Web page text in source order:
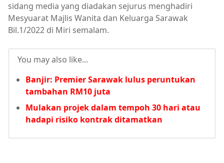
sidang media yang diadakan sejurus menghadiri
Mesyuarat Majlis Wanita dan Keluarga Sarawak
Bil.1/2022 di Miri semalam.
You may also like...
Banjir: Premier Sarawak lulus peruntukan
tambahan RM10 juta
Mulakan projek dalam tempoh 30 hari atau
hadapi risiko kontrak ditamatkan